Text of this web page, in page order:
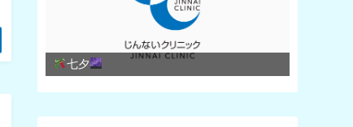
七夕